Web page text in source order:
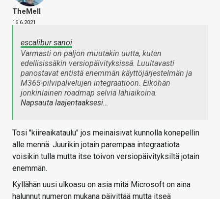
TheMeII
16.6.2021
escalibur sanoi
Varmasti on paljon muutakin uutta, kuten
edellisissäkin versiopäivityksissä. Luultavasti
panostavat entistä enemmän käyttöjärjestelmän ja
M365-pilvipalvelujen integraatioon. Eiköhän
jonkinlainen roadmap selviä lähiaikoina.
Napsauta laajentaaksesi…
Tosi "kiireaikataulu" jos meinaisivat kunnolla konepellin
alle mennä. Juurikin jotain parempaa integraatiota
voisikin tulla mutta itse toivon versiopäivityksiltä jotain
enemmän.
Kyllähän uusi ulkoasu on asia mitä Microsoft on aina
halunnut numeron mukana päivittää mutta itseä